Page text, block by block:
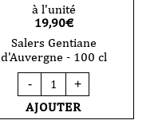
à l'unité
19,90€
Salers Gentiane
d'Auvergne - 100 cl
-
quantité
de
Salers
Gentiane
+
AJOUTER